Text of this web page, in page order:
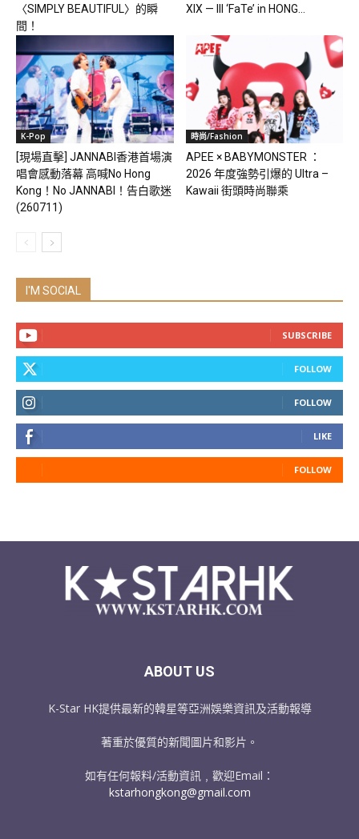
〈SIMPLY BEAUTIFUL〉的瞬
間！
XIX — III ‘FaTe’ in HONG...
K-Pop
[現場直擊] JANNABI香港首場演
唱會感動落幕 高喊No Hong
Kong！No JANNABI！告白歌迷
(260711)
時尚/Fashion
APEE × BABYMONSTER ：
2026 年度強勢引爆的 Ultra –
Kawaii 街頭時尚聯乘
I'M SOCIAL
SUBSCRIBE
FOLLOW
FOLLOW
LIKE
FOLLOW
ABOUT US
K-Star HK提供最新的韓星等亞洲娛樂資訊及活動報導
著重於優質的新聞圖片和影片。
如有任何報料/活動資訊﹐歡迎Email：
kstarhongkong@gmail.com